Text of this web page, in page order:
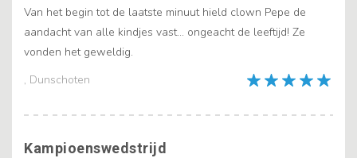
, Dunschoten
Van het begin tot de laatste minuut hield clown Pepe de
aandacht van alle kindjes vast... ongeacht de leeftijd! Ze
vonden het geweldig.
Kampioenswedstrijd